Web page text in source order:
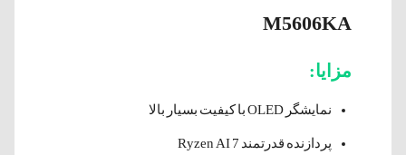
M5606KA
مزایا:
نمایشگر OLED با کیفیت بسیار بالا
پردازنده قدرتمند Ryzen AI 7